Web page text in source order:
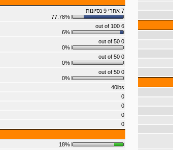
7 אחרי 9 נסיונות
77.78%
6 out of 100
6%
0 out of 50
0%
0 out of 50
0%
0 out of 50
0%
40lbs
0
0
0
0
18%